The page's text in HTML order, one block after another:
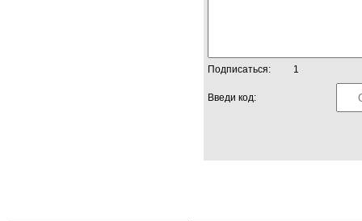
Подписаться: 1
Введи код: